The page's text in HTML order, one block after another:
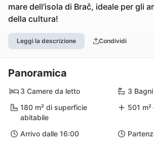
mare dell'isola di Brač, ideale per gli
della cultura!
Leggi la descrizione Condividi
Panoramica
3 Camere da letto
3 Bagni
180 m² di superficie
abitabile
501
Arrivo dalle 16:00